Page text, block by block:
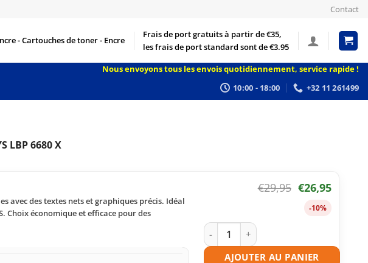
Contact
- Cartouches de toner - Encre
Frais de port gratuits à partir de €35,
les frais de port standard sont de €3.95
Nous envoyons tous les envois quotidiennement, service rapide !
10:00 - 18:00
+32 11 261499
LBP 6680 X
avec des textes nets et graphiques précis. Idéal
Choix économique et efficace pour des
€29,95 €26,95
-10%
quantité de Toner compatible Canon
AJOUTER AU PANIER